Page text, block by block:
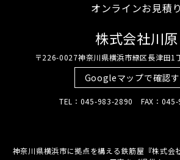
オンラインお見積り
株式会社川原
〒226-0027神奈川県横浜市緑区長津田
Googleマップで確認
TEL：045-983-2890 FAX：
神奈川県横浜市に拠点を構える鉄筋屋『株式会